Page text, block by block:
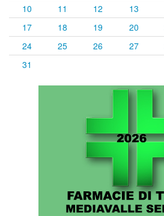
10
11 12 13
17
18 19 20
24
25 26 27
31